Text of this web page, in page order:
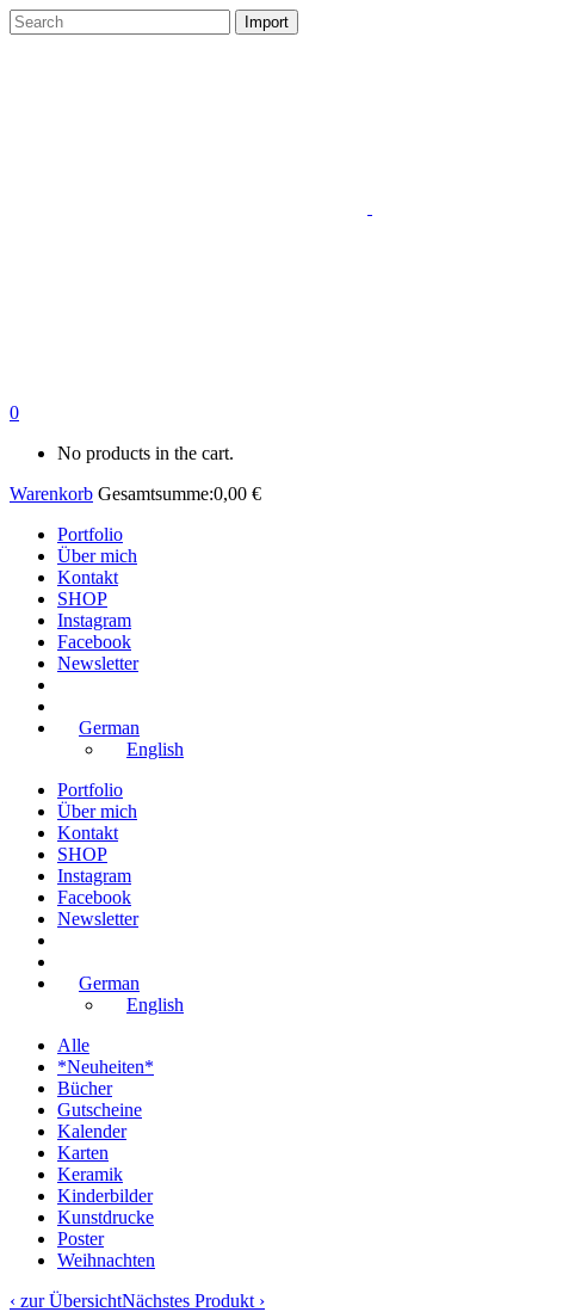
0
No products in the cart.
Warenkorb Gesamtsumme:0,00 €
Portfolio
Über mich
Kontakt
SHOP
Instagram
Facebook
Newsletter
German
English
Portfolio
Über mich
Kontakt
SHOP
Instagram
Facebook
Newsletter
German
English
Alle
*Neuheiten*
Bücher
Gutscheine
Kalender
Karten
Keramik
Kinderbilder
Kunstdrucke
Poster
Weihnachten
‹ zur ÜbersichtNächstes Produkt ›